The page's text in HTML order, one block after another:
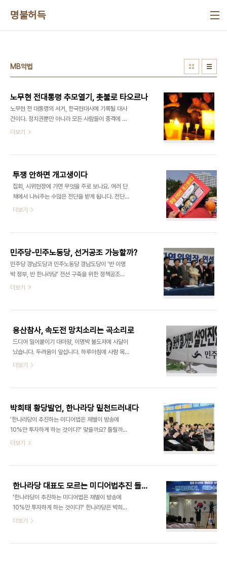
명불허득
MB악법
노무현 전대통령 추모열기, 촛불로 타오르나
노무현 전 대통령의 서거, 한국현대사에 기록될 대사
건이다. 정치권뿐만 아니라 모든 사람들이 충격에 휩
싸여 당장 앞일을 장담하지 못하지만 대사건임을 부
조각 아니겠는가?"라며 세상을 떠났지만 정치계는
후폭풍에 촉각을 곤두세우고 있다. 이 때문에 여야를
막론하고 섣부른 판단이나 계획을 피하고 있다. 장례
기간에는 슬픔을 달래고 고인의 명복을 비는 데만 몰
두하자는 것 같지만 그만큼 앞으로 어떻게 상황이 전
정국에 미칠 파문, 그중에서도 핵심단어들만 나열해
더보기
투쟁 안하면 개고생이다
집회, 시위현장에 가면 무엇을 주로 보나요. 여러 단
체에서 나눠주는 수많은 전단을 받게 됩니다. 전단은
햇빛가리개나 깔고 앉기에도 좋습니다만 그 내용만
을 보면 그날 집회의 핵심 주장을 파악할 수 있습니
다. 오늘 노동절 집회에는 가보셨는지요. 5월 1일 다
시 촛불을 든다고 들었습니다. 5월 1일 다시 켠 '촛
불'을 6월 10일 '횃불'로 만들자는 거지요. 오늘 경남
창원에서도 노동자와 시민사회단체, 농민, 학생, 이주
념했습니다. 기념이 아니라 투쟁선포를 했다고 보는
더보기
민주당-민주노동당, 선거공조 가능할까?
민주당 경남도당과 민주노동당 경남도당이 '반 이명
박 정부, 반 한나라당' 전선 구축을 위한 정책공조를
강화키로 했습니다. 그러나 내년 지방선거를 대비한
주주의를 염원하는 모든 시민사회의 힘을 모아 MB
악법을 기필코 저지하고 용산참사의 진실을 밝혀낼
것이며, 지역의 현안에 대해서도 적극적으로 공동 대
응해 나갈 것"이라고 밝혔습니다. 이날 민주당 최철
국(김해을) 도당위원장, 민주노동당 이병하 도당위원
당 도내 지역위원장과 기초·광역의원, 당직자가 한자
모은 것이..
더보기
용산참사, 속도전 망치소리는 곡소리로
드디어 밀어붙이기 대마왕, 이명박 불도저에 사달이
났습니다. 두려움이 앞섭니다. 하루아침에 사람 목숨
이, 그것도 세상이 모두 지켜보는 데서 만행을 저지르
의 속도전, 그 말이 생각납니다. '전국토 망치소리가
울리도록 하자'. 그런데 지금 나라 꼴이 '전국에 곡소
리가 울리는' 것 같습니다. 생존을 위한 몸부림을 치
다 죽어간 그들을 애도하는 곡소리, 살떨리는 이 공포
에 미쳐버릴 것 같은 울음소리. 한나라당 박희태 대표
'속도전'을 강조했습니다. "전광석화처럼, 질풍노도
더보기
박희태 황당발언, 한나라당 밑천드러내다
'한 나라당이 추진하는 미디어법은 재벌이 방송에
10%만 투자하게 하는 것이다?' 맞을까요? 틀릴까
요? 정답은 삐~~ X입니다. 한나라당 박희태 대표가
는 방송법, 신문법개정 등 미디어법을 추진한 것이 들
통난 꼴입니다. 박 대표는 15일 오후 경남 창원에서
열린 '한나라당 경남도당 주요쟁점법안 정책설명
회'에서 장장 16분 동안 연설을 했습니다. 당원들에
게 설연휴때 열심히 주변에 전파해서 여론을 모아 2
겁니다. 이날 박 대표가 뭐라 말했느냐? 자신들이 추
더보기
한나라당 대표도 모르는 미디어법추진 들통나다
'한 나라당이 추진하는 미디어법은 재벌이 방송에
10%만 투자하게 하는 것이다?' 한나라당은 박희태
대표도 제대로 알지 못하는 방송법, 신문법개정 등 미
더보기